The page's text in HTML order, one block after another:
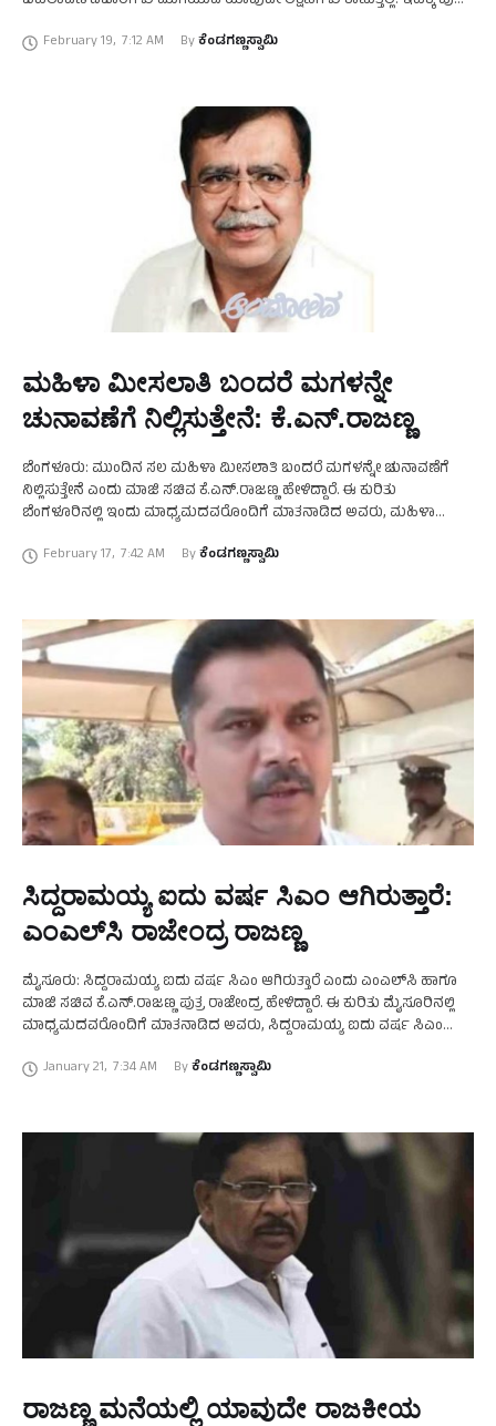
February 19, 7:12 AM By ಕೆಂಡಗಣ್ಣಸ್ವಾಮಿ
ಮಹಿಳಾ ಮೀಸಲಾತಿ ಬಂದರೆ ಮಗಳನ್ನೇ
ಚುನಾವಣೆಗೆ ನಿಲ್ಲಿಸುತ್ತೇನೆ: ಕೆ.ಎನ್‌.ರಾಜಣ್ಣ
ಬೆಂಗಳೂರು: ಮುಂದಿನ ಸಲ ಮಹಿಳಾ ಮೀಸಲಾತಿ ಬಂದರೆ ಮಗಳನ್ನೇ ಚುನಾವಣೆಗೆ
ನಿಲ್ಲಿಸುತ್ತೇನೆ ಎಂದು ಮಾಜಿ ಸಚಿವ ಕೆ.ಎನ್.ರಾಜಣ್ಣ ಹೇಳಿದ್ದಾರೆ. ಈ ಕುರಿತು
ಬೆಂಗಳೂರಿನಲ್ಲಿ ಇಂದು ಮಾಧ್ಯಮದವರೊಂದಿಗೆ ಮಾತನಾಡಿದ ಅವರು, ಮಹಿಳಾ
February 17, 7:42 AM By ಕೆಂಡಗಣ್ಣಸ್ವಾಮಿ
ಸಿದ್ದರಾಮಯ್ಯ ಐದು ವರ್ಷ ಸಿಎಂ ಆಗಿರುತ್ತಾರೆ:
ಎಂಎಲ್‌ಸಿ ರಾಜೇಂದ್ರ ರಾಜಣ್ಣ
ಮೈಸೂರು: ಸಿದ್ದರಾಮಯ್ಯ ಐದು ವರ್ಷ ಸಿಎಂ ಆಗಿರುತ್ತಾರೆ ಎಂದು ಎಂಎಲ್‌ಸಿ ಹಾಗೂ
ಮಾಜಿ ಸಚಿವ ಕೆ.ಎನ್.ರಾಜಣ್ಣ ಪುತ್ರ ರಾಜೇಂದ್ರ ಹೇಳಿದ್ದಾರೆ. ಈ ಕುರಿತು ಮೈಸೂರಿನಲ್ಲಿ
ಮಾಧ್ಯಮದವರೊಂದಿಗೆ ಮಾತನಾಡಿದ ಅವರು, ಸಿದ್ದರಾಮಯ್ಯ ಐದು ವರ್ಷ ಸಿಎಂ
January 21, 7:34 AM By ಕೆಂಡಗಣ್ಣಸ್ವಾಮಿ
ರಾಜಣ್ಣ ಮನೆಯಲ್ಲಿ ಯಾವುದೇ ರಾಜಕೀಯ